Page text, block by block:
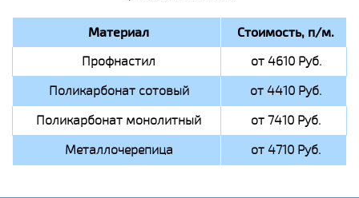
Материал Стоимость, п/м.
Профнастил
от 4610 Руб.
Поликарбонат сотовый
от 4410 Руб.
Поликарбонат монолитный
от 7410 Руб.
Металлочерепица
от 4710 Руб.